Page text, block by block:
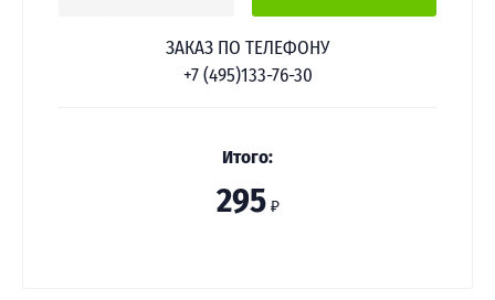
ЗАКАЗ ПО ТЕЛЕФОНУ
+7 (495)133-76-30
Итого:
295 ₽